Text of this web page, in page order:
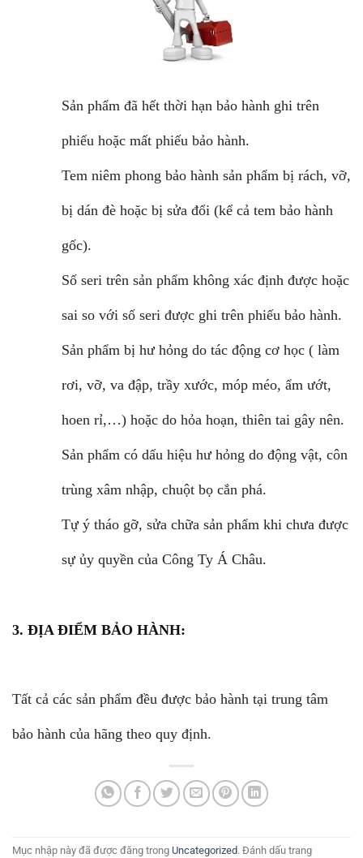
Sản phẩm đã hết thời hạn bảo hành ghi trên
phiếu hoặc mất phiếu bảo hành.
Tem niêm phong bảo hành sản phẩm bị rách, vỡ,
bị dán đè hoặc bị sửa đổi (kể cả tem bảo hành
gốc).
Số seri trên sản phẩm không xác định được hoặc
sai so với số seri được ghi trên phiếu bảo hành.
Sản phẩm bị hư hỏng do tác động cơ học ( làm
rơi, vỡ, va đập, trầy xước, móp méo, ẩm ướt,
hoen rỉ,…) hoặc do hỏa hoạn, thiên tai gây nên.
Sản phẩm có dấu hiệu hư hỏng do động vật, côn
trùng xâm nhập, chuột bọ cắn phá.
Tự ý tháo gỡ, sửa chữa sản phẩm khi chưa được
sự ủy quyền của Công Ty Á Châu.
3. ĐỊA ĐIỂM BẢO HÀNH:
Tất cả các sản phẩm đều được bảo hành tại trung tâm
bảo hành của hãng theo quy định.
Mục nhập này đã được đăng trong Uncategorized. Đánh dấu trang